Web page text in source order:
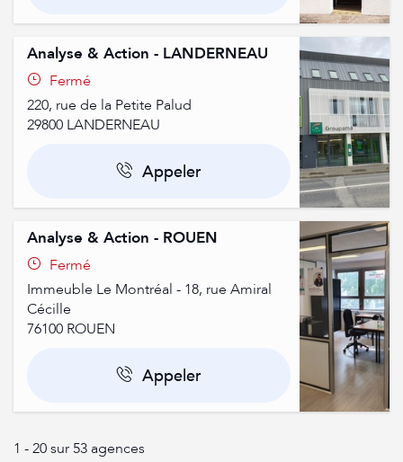
Analyse & Action - LANDERNEAU
Fermé
220, rue de la Petite Palud
29800 LANDERNEAU
Appeler
Analyse & Action - ROUEN
Fermé
Immeuble Le Montréal - 18, rue Amiral
Cécille
76100 ROUEN
Appeler
1 - 20 sur 53 agences